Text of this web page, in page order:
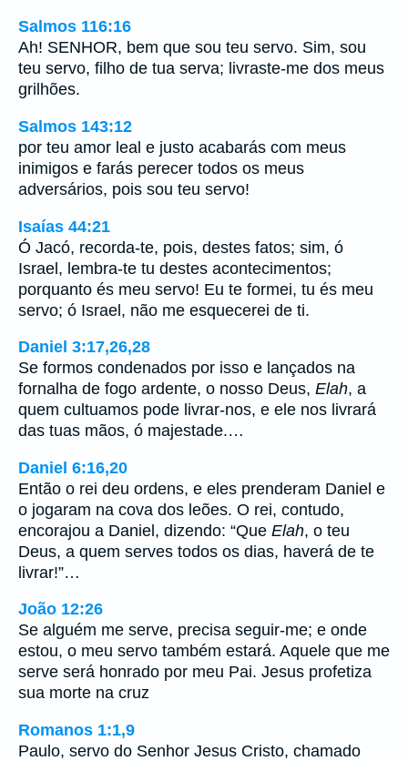
Salmos 116:16
Ah! SENHOR, bem que sou teu servo. Sim, sou
teu servo, filho de tua serva; livraste-me dos meus
grilhões.
Salmos 143:12
por teu amor leal e justo acabarás com meus
inimigos e farás perecer todos os meus
adversários, pois sou teu servo!
Isaías 44:21
Ó Jacó, recorda-te, pois, destes fatos; sim, ó
Israel, lembra-te tu destes acontecimentos;
porquanto és meu servo! Eu te formei, tu és meu
servo; ó Israel, não me esquecerei de ti.
Daniel 3:17,26,28
Se formos condenados por isso e lançados na
fornalha de fogo ardente, o nosso Deus, Elah, a
quem cultuamos pode livrar-nos, e ele nos livrará
das tuas mãos, ó majestade.…
Daniel 6:16,20
Então o rei deu ordens, e eles prenderam Daniel e
o jogaram na cova dos leões. O rei, contudo,
encorajou a Daniel, dizendo: “Que Elah, o teu
Deus, a quem serves todos os dias, haverá de te
livrar!”…
João 12:26
Se alguém me serve, precisa seguir-me; e onde
estou, o meu servo também estará. Aquele que me
serve será honrado por meu Pai. Jesus profetiza
sua morte na cruz
Romanos 1:1,9
Paulo, servo do Senhor Jesus Cristo, chamado